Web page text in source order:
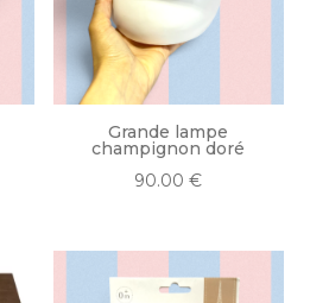
Grande lampe
champignon doré
90.00€